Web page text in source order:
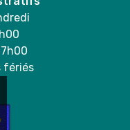
fériés